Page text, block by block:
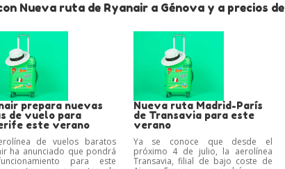
Nueva ruta de Ryanair a Génova y a precios de
prepara nuevas
de vuelo para
este verano
de vuelos baratos
ha anunciado que pondrá
para este
Nueva ruta Madrid-París
de Transavia para este
verano
Ya se conoce que desde el
próximo 4 de julio, la aerolínea
Transavia, filial de bajo coste de